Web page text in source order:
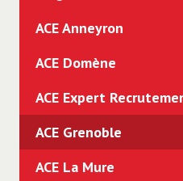
ACE Anneyron
ACE Domène
ACE Expert
ACE Grenoble
ACE La Mure